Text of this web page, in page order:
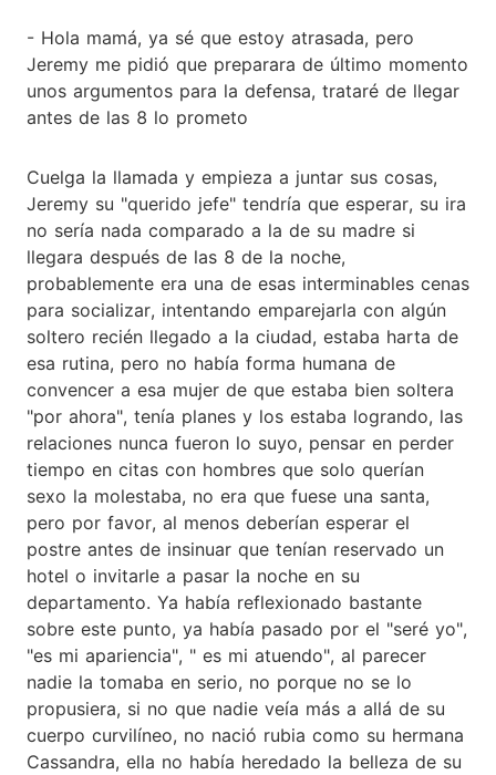
- Hola mamá, ya sé que estoy atrasada, pero
Jeremy me pidió que preparara de último momento
unos argumentos para la defensa, trataré de llegar
antes de las 8 lo prometo
Cuelga la llamada y empieza a juntar sus cosas,
Jeremy su "querido jefe" tendría que esperar, su ira
no sería nada comparado a la de su madre si
llegara después de las 8 de la noche,
probablemente era una de esas interminables cenas
para socializar, intentando emparejarla con algún
soltero recién llegado a la ciudad, estaba harta de
esa rutina, pero no había forma humana de
convencer a esa mujer de que estaba bien soltera
"por ahora", tenía planes y los estaba logrando, las
relaciones nunca fueron lo suyo, pensar en perder
tiempo en citas con hombres que solo querían
sexo la molestaba, no era que fuese una santa,
pero por favor, al menos deberían esperar el
postre antes de insinuar que tenían reservado un
hotel o invitarle a pasar la noche en su
departamento. Ya había reflexionado bastante
sobre este punto, ya había pasado por el "seré yo",
"es mi apariencia", " es mi atuendo", al parecer
nadie la tomaba en serio, no porque no se lo
propusiera, si no que nadie veía más a allá de su
cuerpo curvilíneo, no nació rubia como su hermana
Cassandra, ella no había heredado la belleza de su